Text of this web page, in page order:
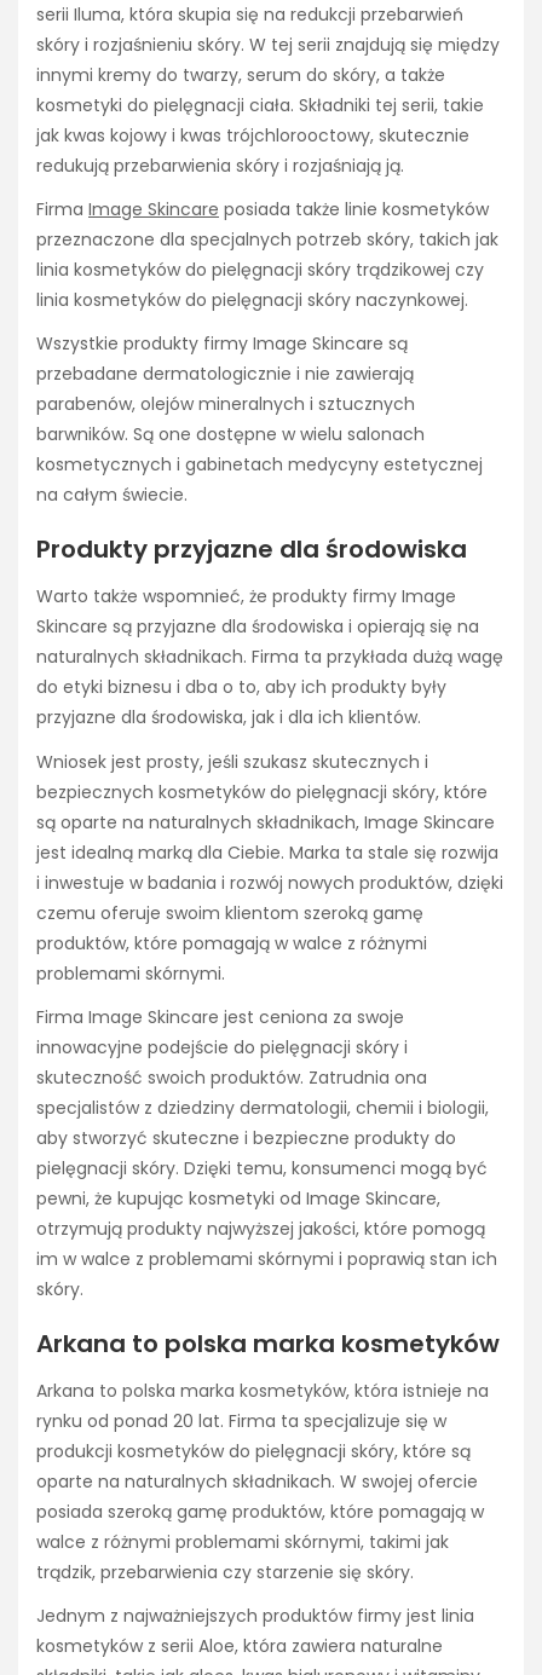
serii Iluma, która skupia się na redukcji przebarwień
skóry i rozjaśnieniu skóry. W tej serii znajdują się między
innymi kremy do twarzy, serum do skóry, a także
kosmetyki do pielęgnacji ciała. Składniki tej serii, takie
jak kwas kojowy i kwas trójchlorooctowy, skutecznie
redukują przebarwienia skóry i rozjaśniają ją.
Firma Image Skincare posiada także linie kosmetyków
przeznaczone dla specjalnych potrzeb skóry, takich jak
linia kosmetyków do pielęgnacji skóry trądzikowej czy
linia kosmetyków do pielęgnacji skóry naczynkowej.
Wszystkie produkty firmy Image Skincare są
przebadane dermatologicznie i nie zawierają
parabenów, olejów mineralnych i sztucznych
barwników. Są one dostępne w wielu salonach
kosmetycznych i gabinetach medycyny estetycznej
na całym świecie.
Produkty przyjazne dla środowiska
Warto także wspomnieć, że produkty firmy Image
Skincare są przyjazne dla środowiska i opierają się na
naturalnych składnikach. Firma ta przykłada dużą wagę
do etyki biznesu i dba o to, aby ich produkty były
przyjazne dla środowiska, jak i dla ich klientów.
Wniosek jest prosty, jeśli szukasz skutecznych i
bezpiecznych kosmetyków do pielęgnacji skóry, które
są oparte na naturalnych składnikach, Image Skincare
jest idealną marką dla Ciebie. Marka ta stale się rozwija
i inwestuje w badania i rozwój nowych produktów, dzięki
czemu oferuje swoim klientom szeroką gamę
produktów, które pomagają w walce z różnymi
problemami skórnymi.
Firma Image Skincare jest ceniona za swoje
innowacyjne podejście do pielęgnacji skóry i
skuteczność swoich produktów. Zatrudnia ona
specjalistów z dziedziny dermatologii, chemii i biologii,
aby stworzyć skuteczne i bezpieczne produkty do
pielęgnacji skóry. Dzięki temu, konsumenci mogą być
pewni, że kupując kosmetyki od Image Skincare,
otrzymują produkty najwyższej jakości, które pomogą
im w walce z problemami skórnymi i poprawią stan ich
skóry.
Arkana to polska marka kosmetyków
Arkana to polska marka kosmetyków, która istnieje na
rynku od ponad 20 lat. Firma ta specjalizuje się w
produkcji kosmetyków do pielęgnacji skóry, które są
oparte na naturalnych składnikach. W swojej ofercie
posiada szeroką gamę produktów, które pomagają w
walce z różnymi problemami skórnymi, takimi jak
trądzik, przebarwienia czy starzenie się skóry.
Jednym z najważniejszych produktów firmy jest linia
kosmetyków z serii Aloe, która zawiera naturalne